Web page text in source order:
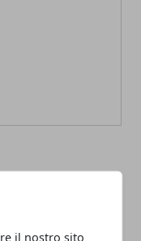
il nostro sito